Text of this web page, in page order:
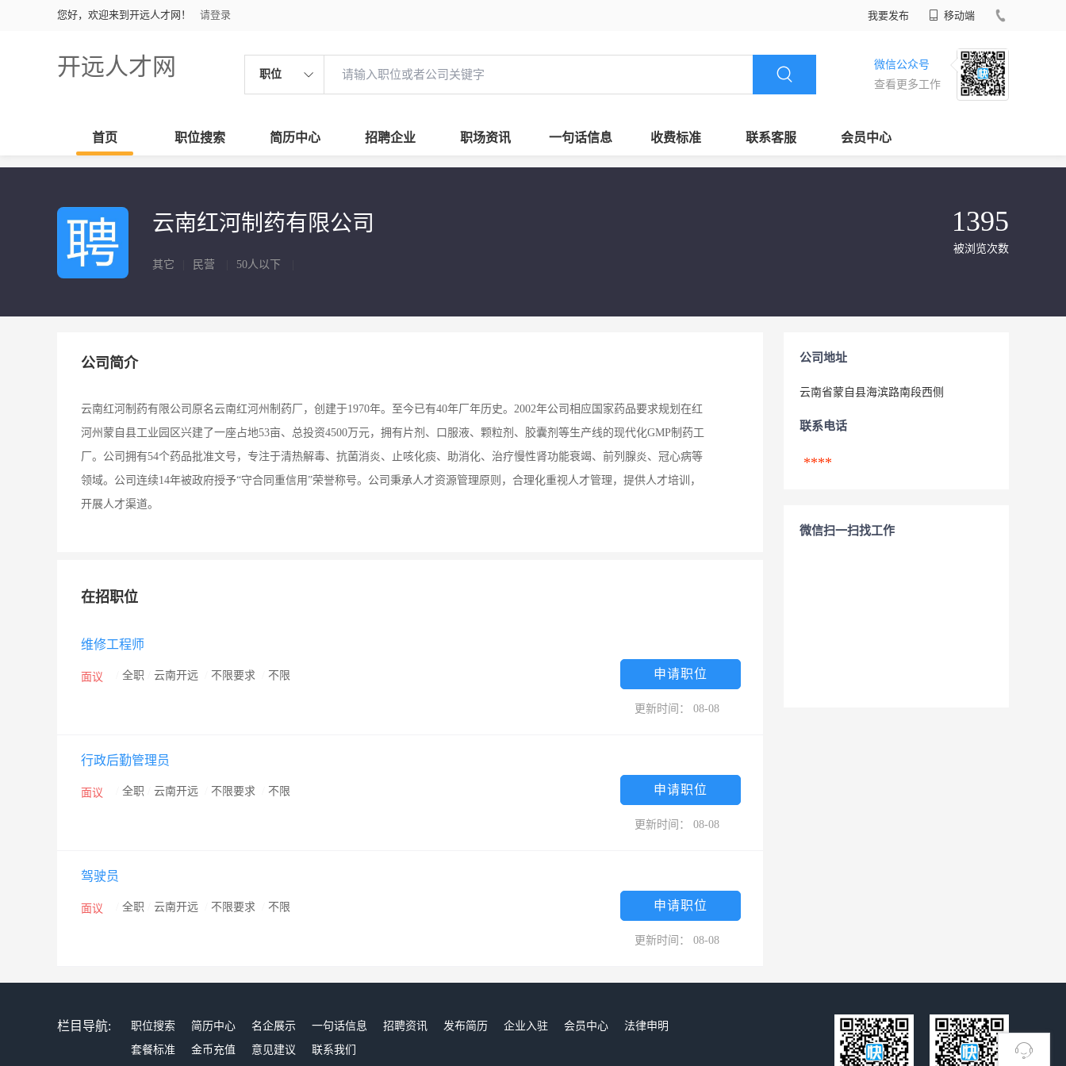
您好，欢迎来到开远人才网！ 请登录 我要发布 移动端
开远人才网 职位
微信公众号
查看更多工作
首页 职位搜索 简历中心 招聘企业 职场资讯 一句话信息 收费标准 联系客服 会员中心
云南红河制药有限公司
其它 民营 50人以下
1395
被浏览次数
公司简介
云南红河制药有限公司原名云南红河州制药厂，创建于1970年。至今已有40年厂年历史。2002年公司相应国家药品要求规划在红
河州蒙自县工业园区兴建了一座占地53亩、总投资4500万元，拥有片剂、口服液、颗粒剂、胶囊剂等生产线的现代化GMP制药工
厂。公司拥有54个药品批准文号，专注于清热解毒、抗菌消炎、止咳化痰、助消化、治疗慢性肾功能衰竭、前列腺炎、冠心病等
领域。公司连续14年被政府授予“守合同重信用”荣誉称号。公司秉承人才资源管理原则，合理化重视人才管理，提供人才培训，
开展人才渠道。
在招职位
维修工程师
面议 全职 云南开远 不限要求 不限 申请职位
更新时间： 08-08
行政后勤管理员
面议 全职 云南开远 不限要求 不限 申请职位
更新时间： 08-08
驾驶员
面议 全职 云南开远 不限要求 不限 申请职位
更新时间： 08-08
公司地址
云南省蒙自县海滨路南段西侧
联系电话
****
微信扫一扫找工作
栏目导航: 职位搜索 简历中心 名企展示 一句话信息 招聘资讯 发布简历 企业入驻 会员中心
法律申明
套餐标准
金币充值 意见建议 联系我们